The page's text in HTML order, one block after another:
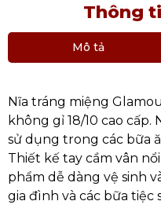
Thông
Mô tả
Nĩa tráng miệng
không gỉ 18/10 cao
sử dụng trong các bữa
Thiết kế tay cầm vân
phẩm dễ dàng vệ sinh
gia đình và các bữa tiệc